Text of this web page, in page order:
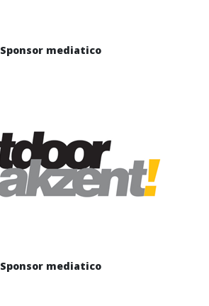
Sponsor mediatico
Sponsor mediatico